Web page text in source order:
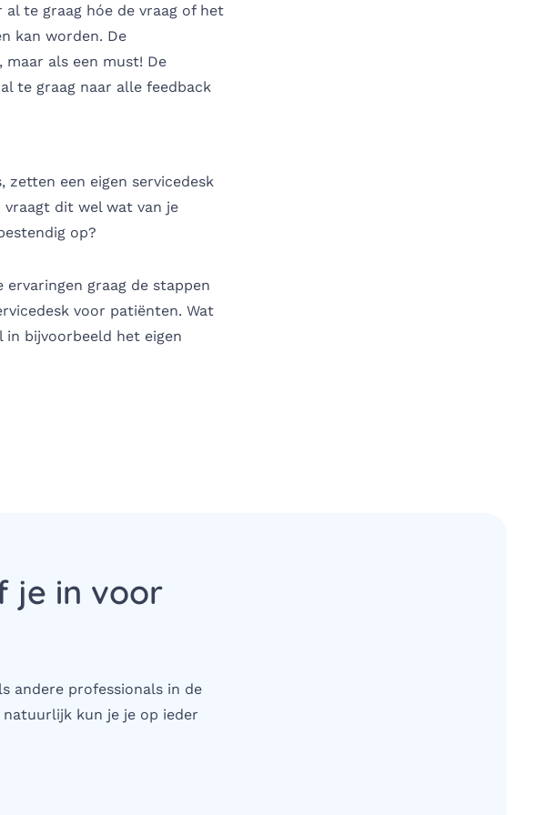
te graag hóe de vraag of het
kan worden. De
als een must! De
te graag naar alle feedback
zetten een eigen servicedesk
dit wel wat van je
op?
graag de stappen
voor patiënten. Wat
in bijvoorbeeld het eigen
je in voor
andere professionals in de
kun je je op ieder